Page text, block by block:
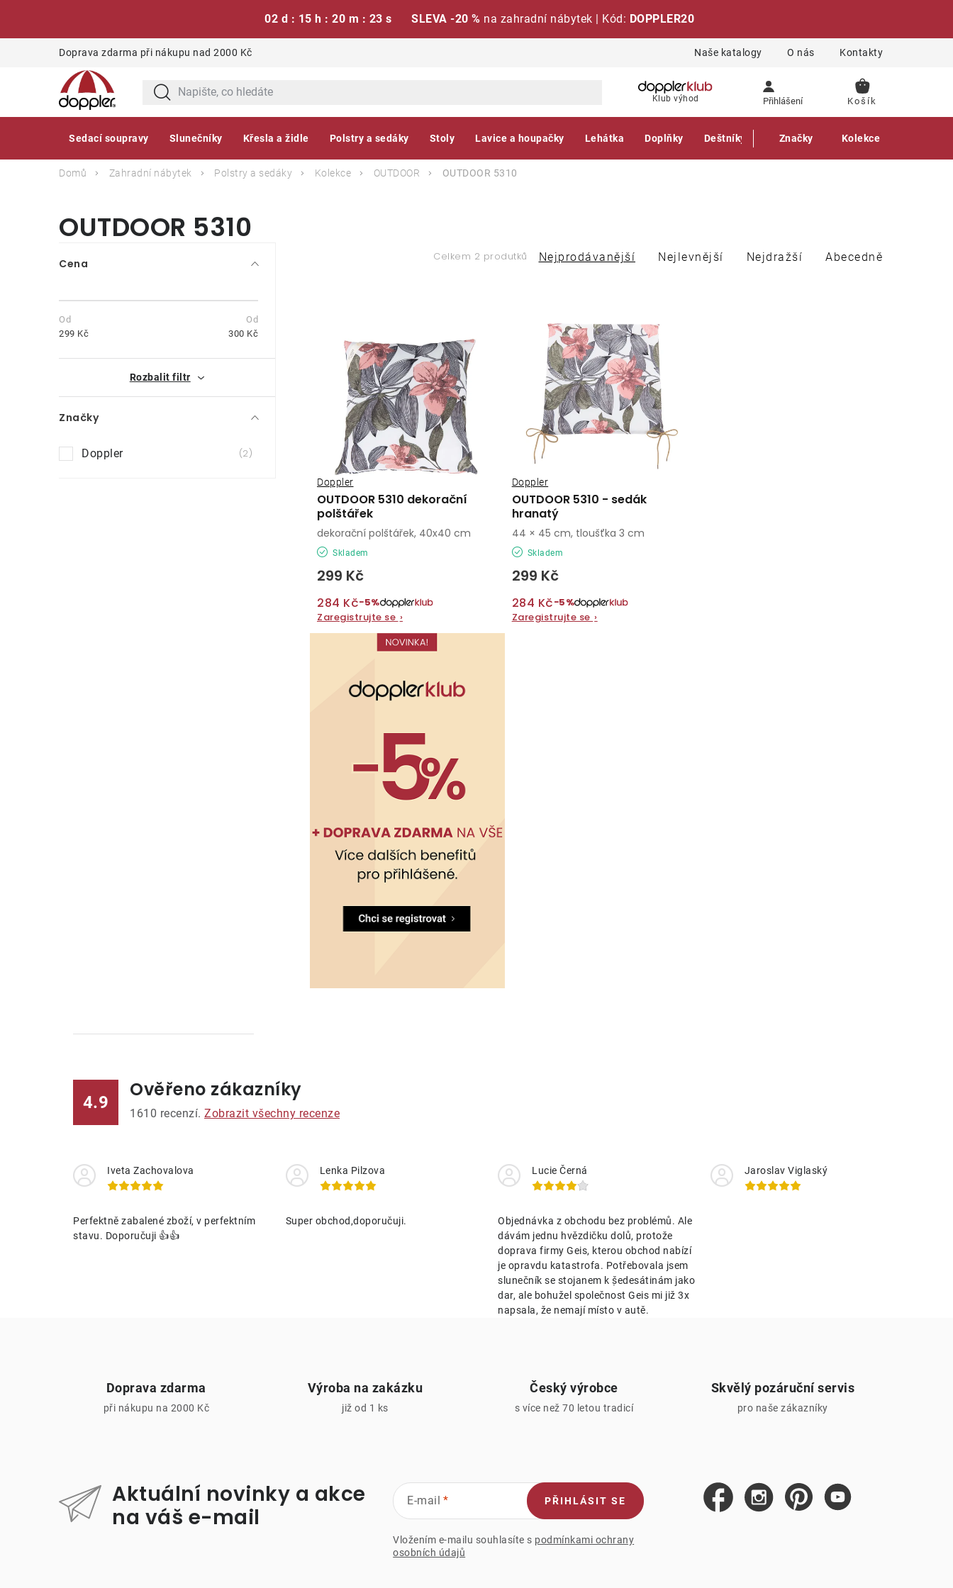
02 d : 15 h : 20 m : 22 s SLEVA -20 % na zahradní nábytek | Kód: DOPPLER20
Doprava zdarma při nákupu nad 2000 Kč Naše katalogy O nás Kontakty
Klub výhod Přihlášení
NÁKUPNÍ
Sedací soupravy Slunečníky Křesla a židle Polstry a sedáky Stoly Lavice a houpačky Lehátka Doplňky Deštníky Gastro produkty
Značky Kolekce
Domů Zahradní nábytek Polstry a sedáky Kolekce OUTDOOR OUTDOOR 5310
OUTDOOR 5310
P
s
t
r
a
n
n
í
Cena
299 Kč 300 Kč
Rozbalit filtr
Značky
Doppler 2
Celkem 2 produtků
Ř
r
o
d
u
k
t
ů
Nejprodávanější Nejlevnější Nejdražší Abecedně
o
d
u
k
t
ů
OUTDOOR 5310 dekorační
polštářek
Doppler
Skladem
299 Kč
284 Kč−5%
Zaregistrujte se ›
dekorační polštářek, 40x40 cm
OUTDOOR 5310 - sedák
hranatý
Doppler
Skladem
299 Kč
284 Kč−5%
Zaregistrujte se ›
44 × 45 cm, tloušťka 3 cm
á
a
c
p
p
4.9
Ověřeno zákazníky
1610 recenzí. Zobrazit všechny recenze
Iveta Zachovalova
Perfektně zabalené zboží, v perfektním
stavu. Doporučuji 👍👍
Lenka Pilzova
Super obchod,doporučuji.
Lucie Černá
Objednávka z obchodu bez problémů. Ale
dávám jednu hvězdičku dolů, protože
doprava firmy Geis, kterou obchod nabízí
je opravdu katastrofa. Potřebovala jsem
slunečník se stojanem k ṣ̌edesátinám jako
dar, ale bohužel společnost Geis mi již 3x
napsala, že nemají místo v autě.
Jaroslav Viglaský
Doprava zdarma
při nákupu na 2000 Kč
Výroba na zakázku
již od 1 ks
Český výrobce
s více než 70 letou tradicí
Skvělý pozáruční servis
pro naše zákazníky
Aktuální novinky a akce
na váš e-mail
E-mail
Vložením e-mailu souhlasíte s podmínkami ochrany
osobních údajů
PŘIHLÁSIT SE